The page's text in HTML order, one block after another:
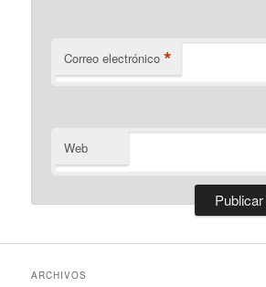
Correo electrónico *
Web
ARCHIVOS